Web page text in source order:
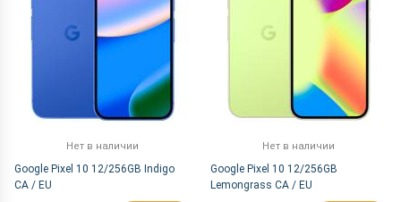
Нет в наличии
Google Pixel 10 12/256GB Indigo
CA / EU
Нет в наличии
Google Pixel 10 12/256GB
Lemongrass CA / EU